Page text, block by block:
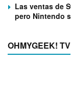
Las ventas de
pero Nintendo
OHMYGEEK! TV